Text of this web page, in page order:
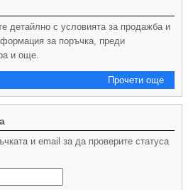
детайлно с условията за продажба и
за поръчка, преди
и още.
Прочети още
и email за да проверите статуса